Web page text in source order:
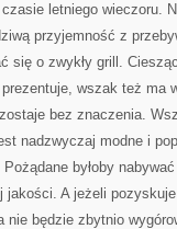
letniego wieczoru.
przyjemność z
się o zwykły grill.
wszak też ma
bez znaczenia.
nadzwyczaj modne i
byłoby
jakości. A jeżeli
będzie zbytnio